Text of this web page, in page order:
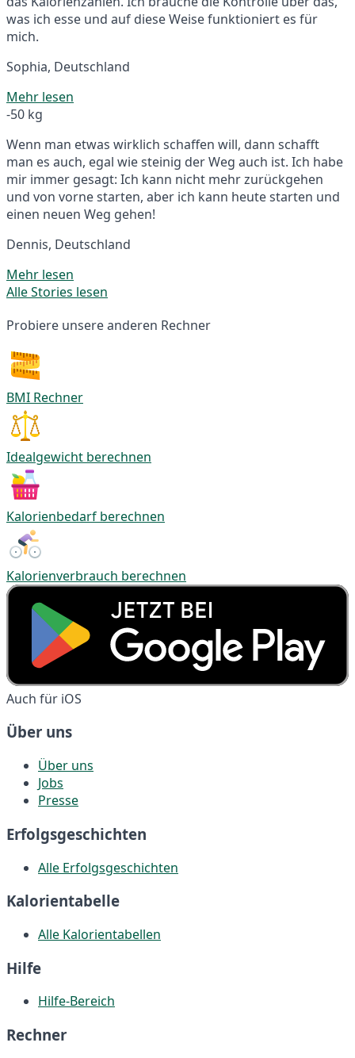
was ich esse und auf diese Weise funktioniert es für
mich.
Sophia, Deutschland
Mehr lesen
-50 kg
Wenn man etwas wirklich schaffen will, dann schafft
man es auch, egal wie steinig der Weg auch ist. Ich habe
mir immer gesagt: Ich kann nicht mehr zurückgehen
und von vorne starten, aber ich kann heute starten und
einen neuen Weg gehen!
Dennis, Deutschland
Mehr lesen
Alle Stories lesen
Probiere unsere anderen Rechner
BMI Rechner
Idealgewicht berechnen
Kalorienbedarf berechnen
Kalorienverbrauch berechnen
Auch für iOS
Über uns
Über uns
Jobs
Presse
Erfolgsgeschichten
Alle Erfolgsgeschichten
Kalorientabelle
Alle Kalorientabellen
Hilfe
Hilfe-Bereich
Rechner